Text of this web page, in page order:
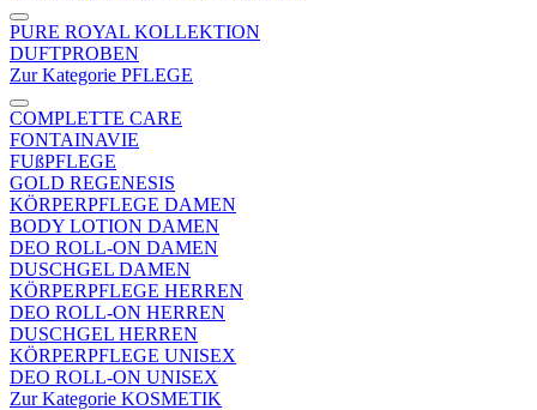
PURE ROYAL KOLLEKTION
DUFTPROBEN
Zur Kategorie PFLEGE
COMPLETTE CARE
FONTAINAVIE
FUßPFLEGE
GOLD REGENESIS
KÖRPERPFLEGE DAMEN
BODY LOTION DAMEN
DEO ROLL-ON DAMEN
DUSCHGEL DAMEN
KÖRPERPFLEGE HERREN
DEO ROLL-ON HERREN
DUSCHGEL HERREN
KÖRPERPFLEGE UNISEX
DEO ROLL-ON UNISEX
Zur Kategorie KOSMETIK